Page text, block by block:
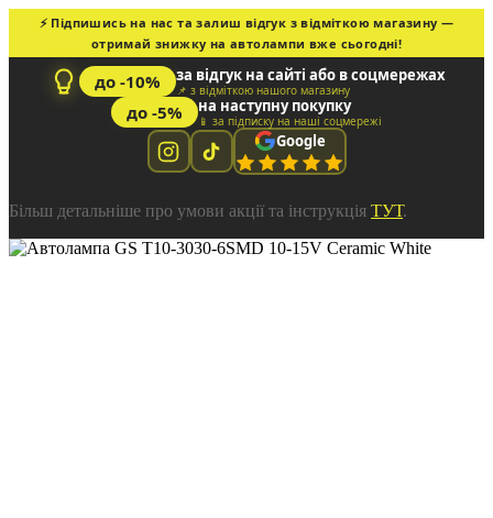
⚡ Підпишись на нас та залиш відгук з відміткою магазину —
отримай знижку на автолампи вже сьогодні!
до -10% за відгук на сайті або в соцмережах
📌 з відміткою нашого магазину
до -5% на наступну покупку
📱 за підписку на наші соцмережі
Google
Більш детальніше про умови акції та інструкція ТУТ.